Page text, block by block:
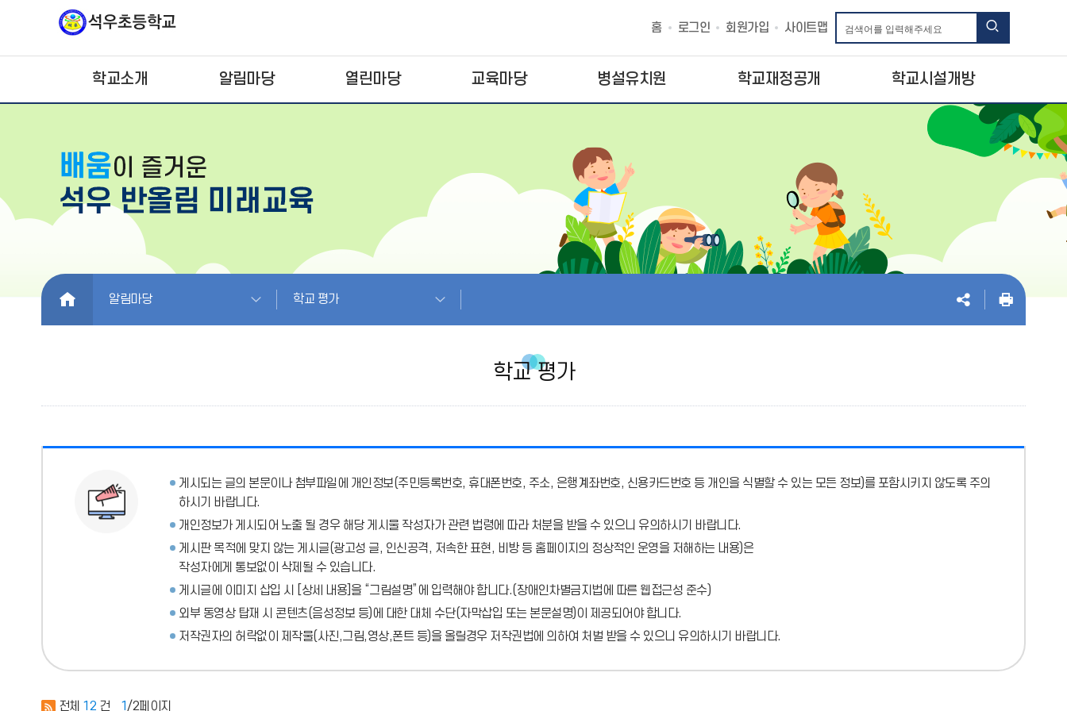
홈 로그인 회원가입 사이트맵
학교소개 알림마당 열린마당 교육마당 병설유치원 학교재정공개 학교시설개방
HOME 알림마당 학교 평가
학교 평가
게시되는 글의 본문이나 첨부파일에 개인정보(주민등록번호, 휴대폰번호, 주소, 은행계좌번호, 신용카드번호 등 개인을 식별할 수 있는 모든 정보)를 포함시키지 않도록 주의
하시기 바랍니다.
개인정보가 게시되어 노출 될 경우 해당 게시물 작성자가 관련 법령에 따라 처분을 받을 수 있으니 유의하시기 바랍니다.
게시판 목적에 맞지 않는 게시글(광고성 글, 인신공격, 저속한 표현, 비방 등 홈페이지의 정상적인 운영을 저해하는 내용)은
작성자에게 통보없이 삭제될 수 있습니다.
게시글에 이미지 삽입 시 [상세 내용]을 “그림설명”에 입력해야 합니다.(장애인차별금지법에 따른 웹접근성 준수)
외부 동영상 탑재 시 콘텐츠(음성정보 등)에 대한 대체 수단(자막삽입 또는 본문설명)이 제공되어야 합니다.
저작권자의 허락없이 제작물(사진,그림,영상,폰트 등)을 올릴경우 저작권법에 의하여 처벌 받을 수 있으니 유의하시기 바랍니다.
전체 12 건 1/2페이지